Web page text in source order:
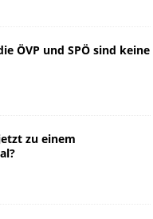
ÖVP und SPÖ sind keine
zu einem